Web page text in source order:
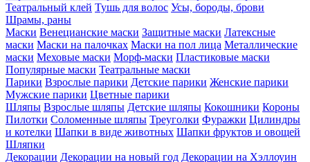
Театральный клей Тушь для волос Усы, бороды, брови
Шрамы, раны
Маски Венецианские маски Защитные маски Латексные
маски Маски на палочках Маски на пол лица Металлические
маски Меховые маски Морф-маски Пластиковые маски
Популярные маски Театральные маски
Парики Взрослые парики Детские парики Женские парики
Мужские парики Цветные парики
Шляпы Взрослые шляпы Детские шляпы Кокошники Короны
Пилотки Соломенные шляпы Треуголки Фуражки Цилиндры
и котелки Шапки в виде животных Шапки фруктов и овощей
Шляпки
Декорации Декорации на новый год Декорации на Хэллоуин